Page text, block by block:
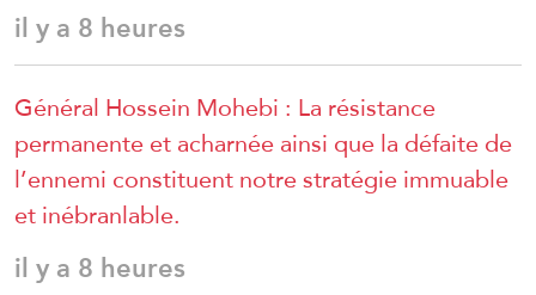
il y a 8 heures
Général Hossein Mohebi : La résistance
permanente et acharnée ainsi que la défaite de
l’ennemi constituent notre stratégie immuable
et inébranlable.
il y a 8 heures